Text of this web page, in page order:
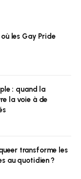
les Gay Pride
: quand la
la voie à de
transforme les
au quotidien ?